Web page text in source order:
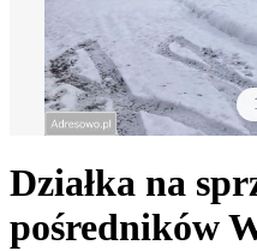
1
Działka na
pośredników